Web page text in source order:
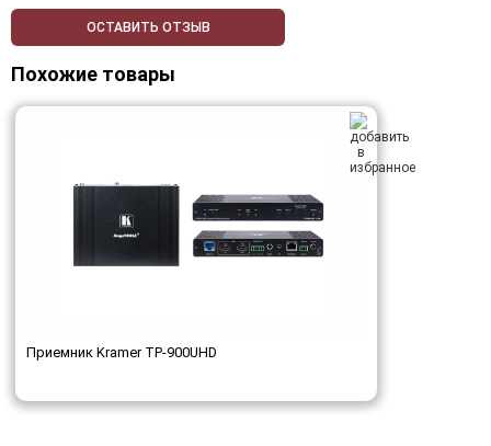
ОСТАВИТЬ ОТЗЫВ
Похожие товары
Приемник Kramer TP-900UHD